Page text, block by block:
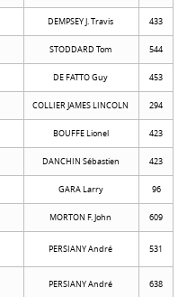
DEMPSEY J. Travis 433
STODDARD Tom 544
DE FATTO Guy 453
COLLIER JAMES LINCOLN 294
BOUFFE Lionel 423
DANCHIN Sébastien 423
GARA Larry 96
MORTON F. John 609
PERSIANY André 531
PERSIANY André 638